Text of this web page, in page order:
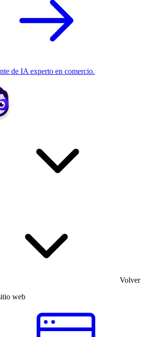
de IA experto en comercio.
Volver
web